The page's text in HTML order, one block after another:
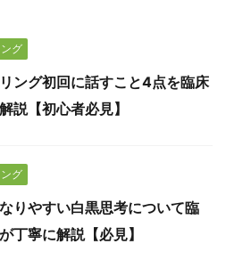
グ
ング初回に話すこと4点を臨床
説【初心者必見】
グ
りやすい白黒思考について臨
丁寧に解説【必見】